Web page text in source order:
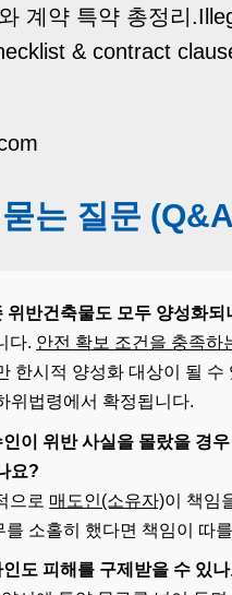
계약 특약 총정리
& contract
는 질문
위반건축물도 모두 양성화되
다. 안전 확보 조건을 충족하
한시적 양성화 대상이 될 수
위법령에서 확정됩니다.
이 위반 사실을 몰랐을 경
요?
으로 매도인(소유자)이 책임
를 소홀히 했다면 책임이 따
도 피해를 구제받을 수 있